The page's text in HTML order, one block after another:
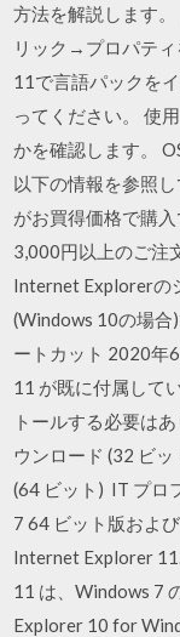
方法を解説します
リック→プロパテ
11で言語パックを
ってください。 使
かを確認します。
以下の情報を参照
がお買得価格で購
3,000円以上のご注
Internet Explorerの
(Windows 10の場
ートカット 2020年
11 が既に付属して
トールする必要は
ウンロード (32 ビ
(64 ビット) IT プロ
7 64 ビット版およ
Internet Explorer
11 は、Windows 7
Explorer 10 for